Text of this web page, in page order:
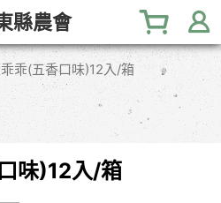
縣農會
乖(五香口味)12入/箱
味)12入/箱